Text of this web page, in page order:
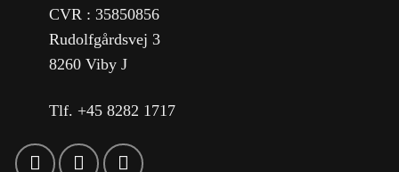
CVR : 35850856
Rudolfgårdsvej 3
8260 Viby J
Tlf. +45 8282 1717